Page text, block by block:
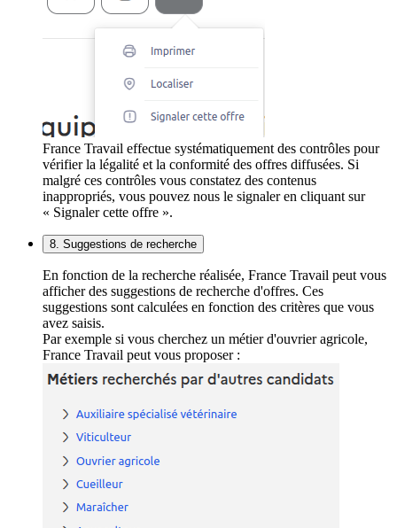
France Travail effectue systématiquement des contrôles pour
vérifier la légalité et la conformité des offres diffusées. Si
malgré ces contrôles vous constatez des contenus
inappropriés, vous pouvez nous le signaler en cliquant sur
« Signaler cette offre ».
8. Suggestions de recherche
En fonction de la recherche réalisée, France Travail peut vous
afficher des suggestions de recherche d'offres. Ces
suggestions sont calculées en fonction des critères que vous
avez saisis.
Par exemple si vous cherchez un métier d'ouvrier agricole,
France Travail peut vous proposer :